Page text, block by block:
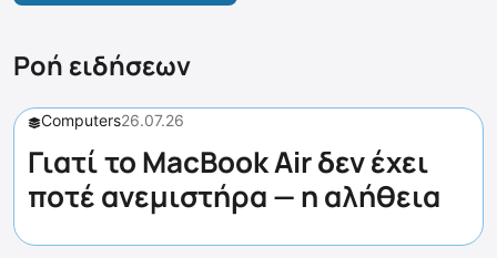
Ροή ειδήσεων
Computers26.07.26
Γιατί το MacBook Air δεν έχει
ποτέ ανεμιστήρα — η αλήθεια